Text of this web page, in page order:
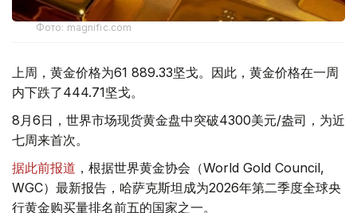
Фото: magnific.com
上周，黄金价格为61 889.33坚戈。因此，黄金价格在一周
内下跌了444.71坚戈。
8月6日，世界市场现货黄金盘中突破4300美元/盎司，为近
七周来首次。
据此前报道 ，根据世界黄金协会（World Gold Council,
WGC）最新报告，哈萨克斯坦成为2026年第二季度全球央
行黄金购买量排名前五的国家之一。